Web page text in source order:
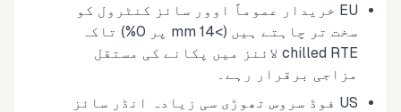
EU خریدار عموماً اوور سائز کنٹرول کو
سخت تر چاہتے ہیں (>14 mm پر 0%) تاکہ
chilled RTE لائنز میں پکانے کی مستقل
مزاجی برقرار رہے۔
US فوڈ سروس تھوڑی سی زیادہ انڈر سائز